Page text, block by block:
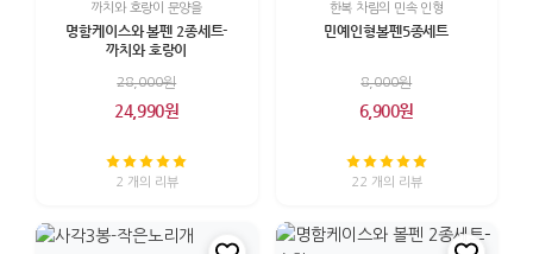
까치와 호랑이 문양을
명함케이스와 볼펜 2종세트-
까치와 호랑이
28,000원
24,990원
2 개의 리뷰
한복 차림의 민속 인형
민예인형볼펜5종세트
8,000원
6,900원
22 개의 리뷰